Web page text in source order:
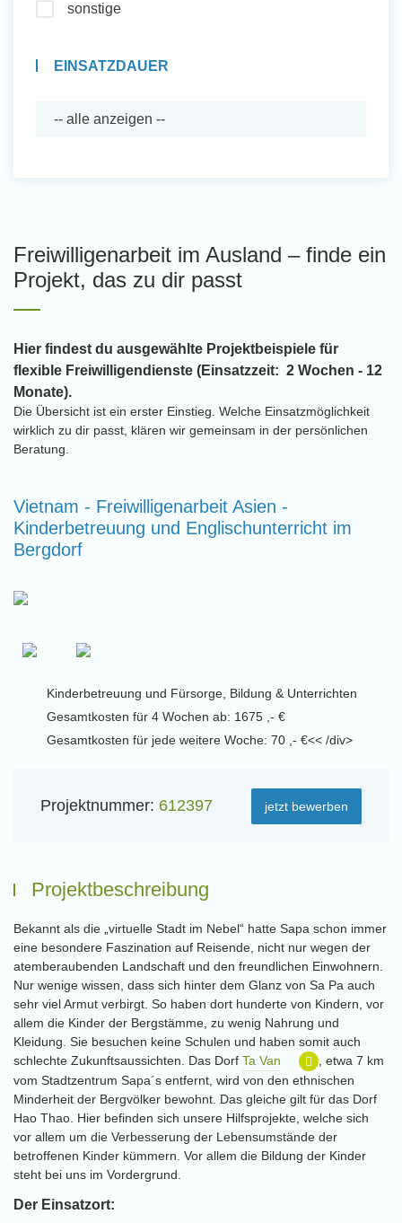
sonstige
EINSATZDAUER
Freiwilligenarbeit im Ausland – finde ein
Projekt, das zu dir passt
Hier findest du ausgewählte Projektbeispiele für
flexible Freiwilligendienste (Einsatzzeit: 2 Wochen - 12
Monate).
Die Übersicht ist ein erster Einstieg. Welche Einsatzmöglichkeit
wirklich zu dir passt, klären wir gemeinsam in der persönlichen
Beratung.
Vietnam - Freiwilligenarbeit Asien -
Kinderbetreuung und Englischunterricht im
Bergdorf
Kinderbetreuung und Fürsorge, Bildung & Unterrichten
Gesamtkosten für 4 Wochen ab: 1675 ,- €
Gesamtkosten für jede weitere Woche: 70 ,- €<< /div>
Projektnummer: 612397 jetzt bewerben
Projektbeschreibung
Bekannt als die „virtuelle Stadt im Nebel“ hatte Sapa schon immer
eine besondere Faszination auf Reisende, nicht nur wegen der
atemberaubenden Landschaft und den freundlichen Einwohnern.
Nur wenige wissen, dass sich hinter dem Glanz von Sa Pa auch
sehr viel Armut verbirgt. So haben dort hunderte von Kindern, vor
allem die Kinder der Bergstämme, zu wenig Nahrung und
Kleidung. Sie besuchen keine Schulen und haben somit auch
schlechte Zukunftsaussichten. Das Dorf Ta Van
, etwa 7 km
vom Stadtzentrum Sapa´s entfernt, wird von den ethnischen
Minderheit der Bergvölker bewohnt. Das gleiche gilt für das Dorf
Hao Thao. Hier befinden sich unsere Hilfsprojekte, welche sich
vor allem um die Verbesserung der Lebensumstände der
betroffenen Kinder kümmern. Vor allem die Bildung der Kinder
steht bei uns im Vordergrund.
Der Einsatzort: